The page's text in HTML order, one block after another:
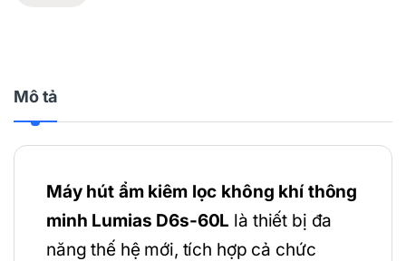
Mô tả
Máy hút ẩm kiêm lọc không khí thông
minh Lumias D6s-60L là thiết bị đa
năng thế hệ mới, tích hợp cả chức